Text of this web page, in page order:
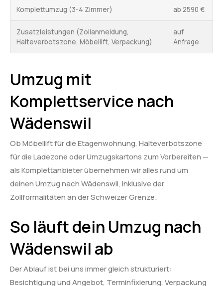
Komplettumzug (3-4 Zimmer) ab 2590 €
Zusatzleistungen (Zollanmeldung,
Halteverbotszone, Möbellift, Verpackung)
auf
Anfrage
Umzug mit
Komplettservice nach
Wädenswil
Ob Möbellift für die Etagenwohnung, Halteverbotszone
für die Ladezone oder Umzugskartons zum Vorbereiten —
als Komplettanbieter übernehmen wir alles rund um
deinen Umzug nach Wädenswil, inklusive der
Zollformalitäten an der Schweizer Grenze.
So läuft dein Umzug nach
Wädenswil ab
Der Ablauf ist bei uns immer gleich strukturiert:
Besichtigung und Angebot, Terminfixierung, Verpackung